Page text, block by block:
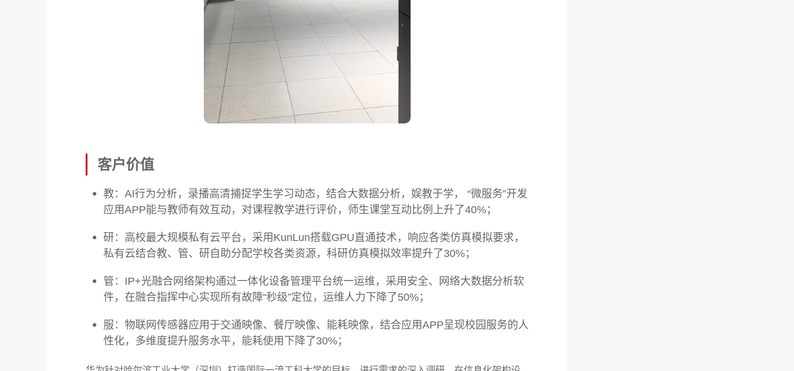
客户价值
教：AI行为分析，录播高清捕捉学生学习动态，结合大数据分析，娱教于学， “微服务”开发
应用APP能与教师有效互动，对课程教学进行评价，师生课堂互动比例上升了40%；
研：高校最大规模私有云平台，采用KunLun搭载GPU直通技术，响应各类仿真模拟要求，
私有云结合教、管、研自助分配学校各类资源，科研仿真模拟效率提升了30%；
管：IP+光融合网络架构通过一体化设备管理平台统一运维，采用安全、网络大数据分析软
件，在融合指挥中心实现所有故障“秒级”定位，运维人力下降了50%；
服：物联网传感器应用于交通映像、餐厅映像、能耗映像，结合应用APP呈现校园服务的人
性化，多维度提升服务水平，能耗使用下降了30%；